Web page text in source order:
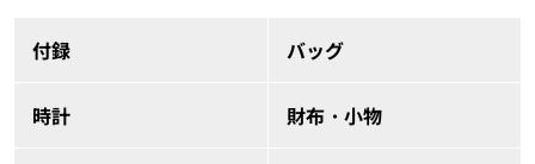
付録 バッグ
時計 財布・小物